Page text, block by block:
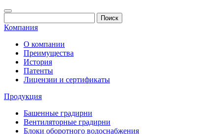
Компания
О компании
Преимущества
История
Патенты
Лицензии и сертификаты
Продукция
Башенные градирни
Вентиляторные градирни
Блоки оборотного водоснабжения